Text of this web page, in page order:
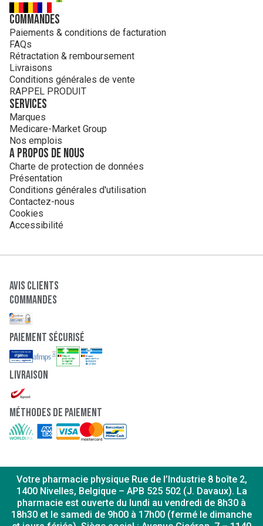
Commandes
Paiements & conditions de facturation
FAQs
Rétractation & remboursement
Livraisons
Conditions générales de vente
RAPPEL PRODUIT
Services
Marques
Medicare-Market Group
Nos emplois
A propos de nous
Charte de protection de données
Présentation
Conditions générales d'utilisation
Contactez-nous
Cookies
Accessibilité
Avis clients
Commandes
paiement sécurisé
Livraison
Méthodes de paiement
Votre pharmacie physique Rue de l’Industrie 8 boîte 2,
1400 Nivelles, Belgique – APB 525 502 (J. Davaux). La
pharmacie est ouverte du lundi au vendredi de 8h30 à
18h30 et le samedi de 9h00 à 17h00 (fermé le dimanche